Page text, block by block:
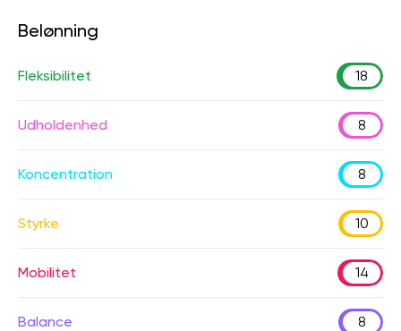
Belønning
Fleksibilitet 18
Udholdenhed 8
Koncentration 8
Styrke 10
Mobilitet 14
Balance 8